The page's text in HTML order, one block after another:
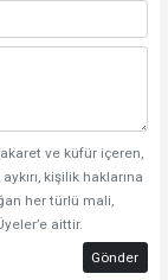
ve küfür içeren,
kişilik haklarına
her türlü mali,
aittir.
Gönder